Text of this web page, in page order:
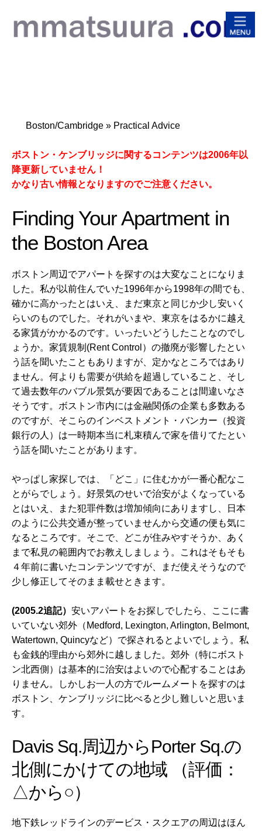
松
Boston/Cambridge » Practical Advice
ボストン・ケンブリッジに関するコンテンツは2006年以
降更新していません！
かなり古い情報となりますのでご注意ください。
Finding Your Apartment in
the Boston Area
ボストン周辺でアパートを探すのは大変なことになりま
した。私が以前住んでいた1996年から1998年の間でも、
確かに高かったとはいえ、まだ東京と同じか少し安いく
らいのものでした。それがいまや、東京をはるかに越え
る家賃がかかるのです。いったいどうしたことなのでし
ょうか。家賃規制(Rent Control）の撤廃が影響したとい
う話を聞いたこともありますが、定かなところではあり
ません。何よりも需要が供給を超過していること、そし
て過去数年のバブル景気が要因であることは間違いなさ
そうです。ボストン市内には金融関係の企業も多数ある
のですが、そこらのインベストメント・バンカー（投資
銀行の人）は一時期本当に札束積んで家を借りてたとい
う話を聞いたことがあります。
やっぱし家探しでは、「どこ」に住むかが一番心配なこ
とがらでしょう。好景気のせいで治安がよくなっている
とはいえ、また犯罪件数は増加傾向にありますし、日本
のように公共交通が整っていませんから交通の便も気に
なるところです。そこで、どこが住みやすそうか、あく
まで私見の範囲内でお教えしましょう。これはそもそも
４年前に書いたコンテンツですが、まだ使えそうなので
少し修正してそのまま載せときます。
(2005.2追記） 安いアパートをお探しでしたら、ここに書
いていない郊外（Medford, Lexington, Arlington, Belmont,
Watertown, Quincyなど）で探されるとよいでしょう。私
も金銭的理由から郊外に越しました。郊外（特にボスト
ン北西側）は基本的に治安はよいので心配することはあ
りません。しかしお一人の方でルームメートを探すのは
ボストン、ケンブリッジに比べると少し難しいと思いま
す。
Davis Sq.周辺からPorter Sq.の
北側にかけての地域 （評価：
△から○）
地下鉄レッドラインのデービス・スクエアの周辺はほん